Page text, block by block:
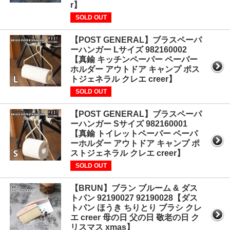
r】
SOLD OUT
【POST GENERAL】ブラスペーパ
ーハンガー Lサイズ 982160002
【真鍮 キッチンペーパー ペーパー
ホルダー アウトドア キャンプ ポス
トジェネラル クレエ creer】
SOLD OUT
【POST GENERAL】ブラスペーパ
ーハンガー Sサイズ 982160001
【真鍮 トイレットペーパー ペーパ
ーホルダー アウトドア キャンプ ポ
ストジェネラル クレエ creer】
SOLD OUT
【BRUN】ブラン ブルーム & ダス
トパン 92190027 92190028【ダス
トパン ほうき ちりとり ブラシ クレ
エ creer 母の日 父の日 敬老の日 ク
リスマス xmas】